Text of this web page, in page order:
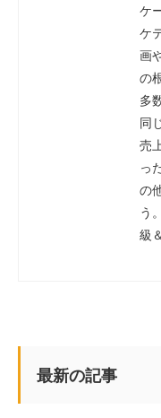
ケ
ケ
画
の
多
同
売
っ
の
う
級
最新の記事